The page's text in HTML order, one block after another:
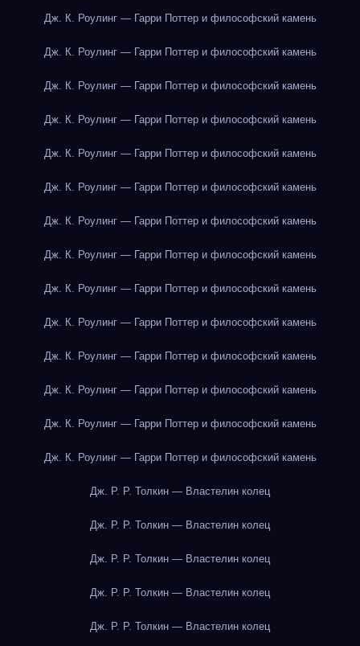
Дж. К. Роулинг — Гарри Поттер и философский камень
Дж. К. Роулинг — Гарри Поттер и философский камень
Дж. К. Роулинг — Гарри Поттер и философский камень
Дж. К. Роулинг — Гарри Поттер и философский камень
Дж. К. Роулинг — Гарри Поттер и философский камень
Дж. К. Роулинг — Гарри Поттер и философский камень
Дж. К. Роулинг — Гарри Поттер и философский камень
Дж. К. Роулинг — Гарри Поттер и философский камень
Дж. К. Роулинг — Гарри Поттер и философский камень
Дж. К. Роулинг — Гарри Поттер и философский камень
Дж. К. Роулинг — Гарри Поттер и философский камень
Дж. К. Роулинг — Гарри Поттер и философский камень
Дж. К. Роулинг — Гарри Поттер и философский камень
Дж. К. Роулинг — Гарри Поттер и философский камень
Дж. Р. Р. Толкин — Властелин колец
Дж. Р. Р. Толкин — Властелин колец
Дж. Р. Р. Толкин — Властелин колец
Дж. Р. Р. Толкин — Властелин колец
Дж. Р. Р. Толкин — Властелин колец